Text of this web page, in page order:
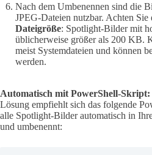
Nach dem Umbenennen sind die
JPEG-Dateien nutzbar. Achten Sie
Dateigröße: Spotlight-Bilder mit
üblicherweise größer als 200 KB.
meist Systemdateien und können
werden.
Automatisch mit PowerShell-Skript:
Lösung empfiehlt sich das folgende
alle Spotlight-Bilder automatisch in
und umbenennt: